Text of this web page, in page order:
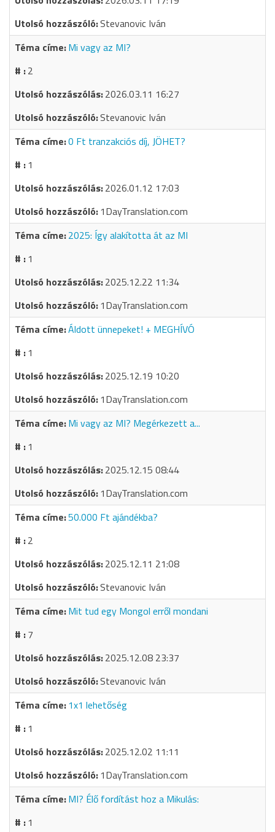
Stevanovic Iván
Mi vagy az MI?
2
2026.03.11 16:27
Stevanovic Iván
0 Ft tranzakciós díj, JÖHET?
1
2026.01.12 17:03
1DayTranslation.com
2025: Így alakította át az MI
1
2025.12.22 11:34
1DayTranslation.com
Áldott ünnepeket! + MEGHÍVÓ
1
2025.12.19 10:20
1DayTranslation.com
Mi vagy az MI? Megérkezett a...
1
2025.12.15 08:44
1DayTranslation.com
50.000 Ft ajándékba?
2
2025.12.11 21:08
Stevanovic Iván
Mit tud egy Mongol erről mondani
7
2025.12.08 23:37
Stevanovic Iván
1x1 lehetőség
1
2025.12.02 11:11
1DayTranslation.com
MI? Élő fordítást hoz a Mikulás:
1